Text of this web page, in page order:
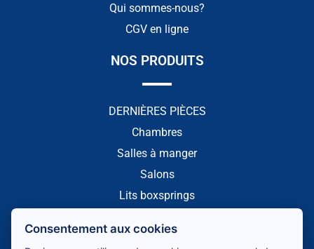
Qui sommes-nous?
CGV en ligne
NOS PRODUITS
DERNIÈRES PIÈCES
Chambres
Salles à manger
Salons
Lits boxsprings
NOTRE PAGE FACEBOOK
Consentement aux cookies